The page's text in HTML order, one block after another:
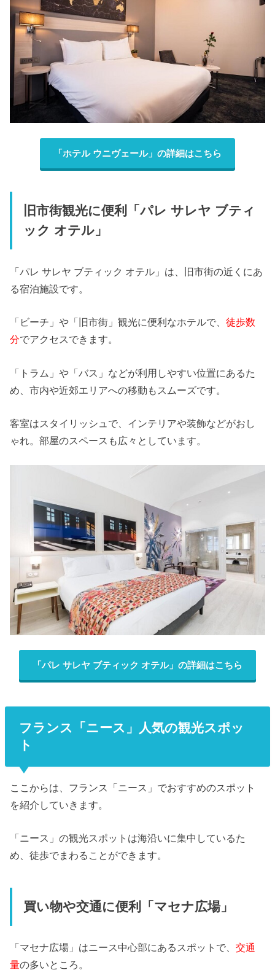
「ホテル ウニヴェール」の詳細はこちら
旧市街観光に便利「パレ サレヤ ブティ
ック オテル」
「パレ サレヤ ブティック オテル」は、旧市街の近くにあ
る宿泊施設です。
「ビーチ」や「旧市街」観光に便利なホテルで、徒歩数
分でアクセスできます。
「トラム」や「バス」などが利用しやすい位置にあるた
め、市内や近郊エリアへの移動もスムーズです。
客室はスタイリッシュで、インテリアや装飾などがおし
ゃれ。部屋のスペースも広々としています。
「パレ サレヤ ブティック オテル」の詳細はこちら
フランス「ニース」人気の観光スポッ
ト
ここからは、フランス「ニース」 でおすすめのスポット
を紹介していきます。
「ニース」の観光スポットは海沿いに集中しているた
め、徒歩でまわることができます。
買い物や交通に便利「マセナ広場」
「マセナ広場」はニース中心部にあるスポットで、交通
量の多いところ。